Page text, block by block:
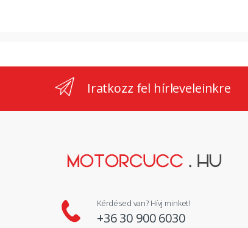
Iratkozz fel hírleveleinkre
Kérdésed van? Hívj minket!
+36 30 900 6030